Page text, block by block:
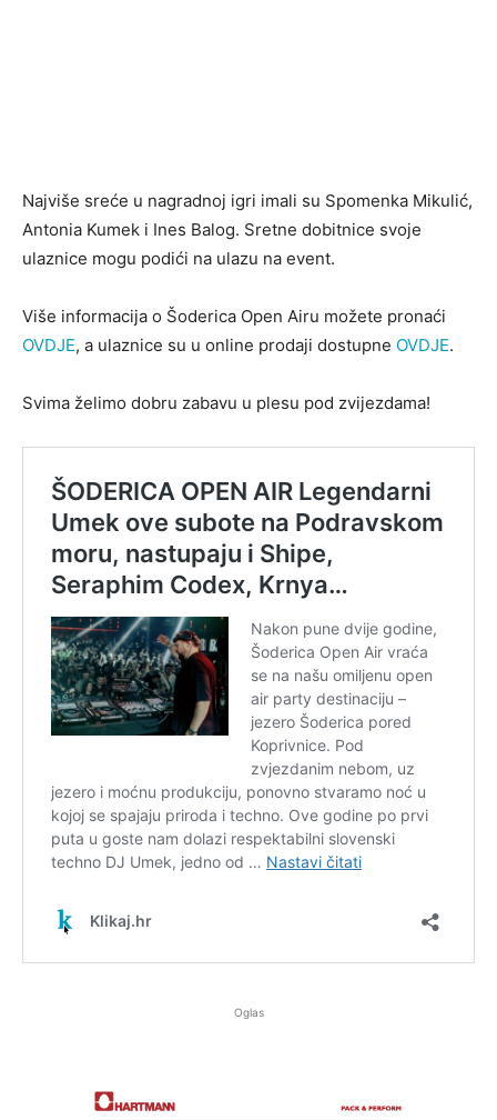
Najviše sreće u nagradnoj igri imali su Spomenka Mikulić,
Antonia Kumek i Ines Balog. Sretne dobitnice svoje
ulaznice mogu podići na ulazu na event.
Više informacija o Šoderica Open Airu možete pronaći
OVDJE, a ulaznice su u online prodaji dostupne OVDJE.
Svima želimo dobru zabavu u plesu pod zvijezdama!
Oglas